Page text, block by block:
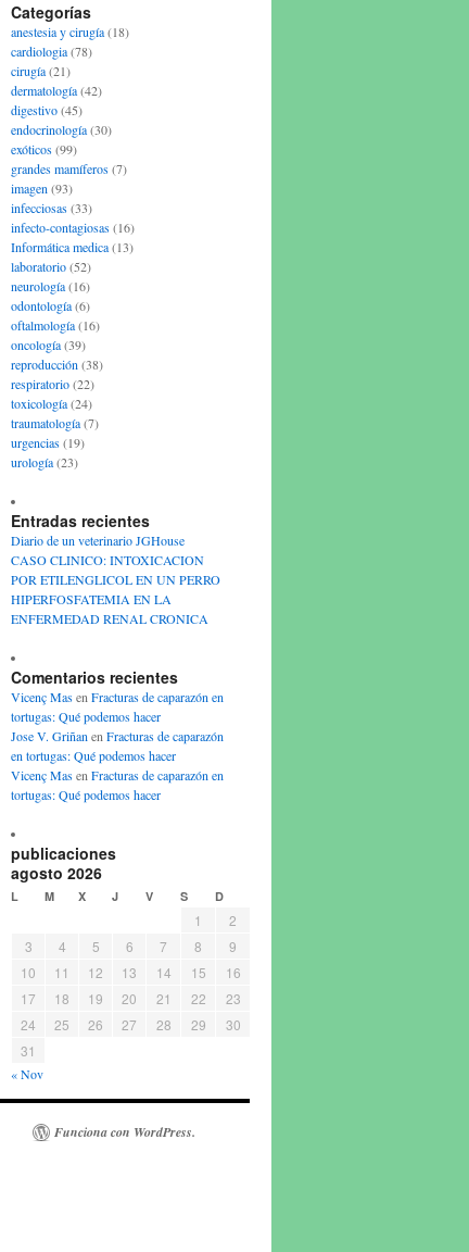
Categorías
anestesia y cirugía(18)
cardiologia(78)
cirugía(21)
dermatología(42)
digestivo(45)
endocrinología(30)
exóticos(99)
grandes mamíferos(7)
imagen (93)
infecciosas(33)
infecto-contagiosas(16)
Informática medica(13)
laboratorio(52)
neurología(16)
odontología(6)
oftalmología(16)
oncología(39)
reproducción (38)
respiratorio(22)
toxicología(24)
traumatología(7)
urgencias(19)
urología(23)
Entradas recientes
Diario de un veterinario JGHouse
CASO CLINICO: INTOXICACION
POR ETILENGLICOL EN UN PERRO
HIPERFOSFATEMIA EN LA
ENFERMEDAD RENAL CRONICA
Comentarios recientes
Vicenç Masen Fracturas de caparazón en
tortugas: Qué podemos hacer
Jose V. Griñan en Fracturas de caparazón
en tortugas: Qué podemos hacer
Vicenç Masen Fracturas de caparazón en
tortugas: Qué podemos hacer
publicaciones
agosto 2026
L M X J V S D
1
2
3
4 5 6 7 8
9
10
11 12 13 14 15
16
17
18 19 20 21 22
23
24
25 26 27 28 29
30
31
« Nov
Funciona con WordPress.